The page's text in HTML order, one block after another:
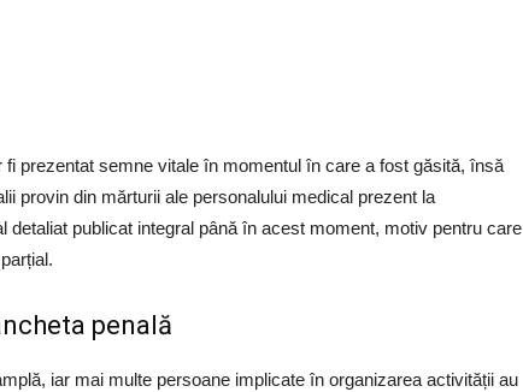
prezentat semne vitale în momentul în care a fost găsită, însă
provin din mărturii ale personalului medical prezent la
detaliat publicat integral până în acest moment, motiv pentru care
penală
iar mai multe persoane implicate în organizarea activității au